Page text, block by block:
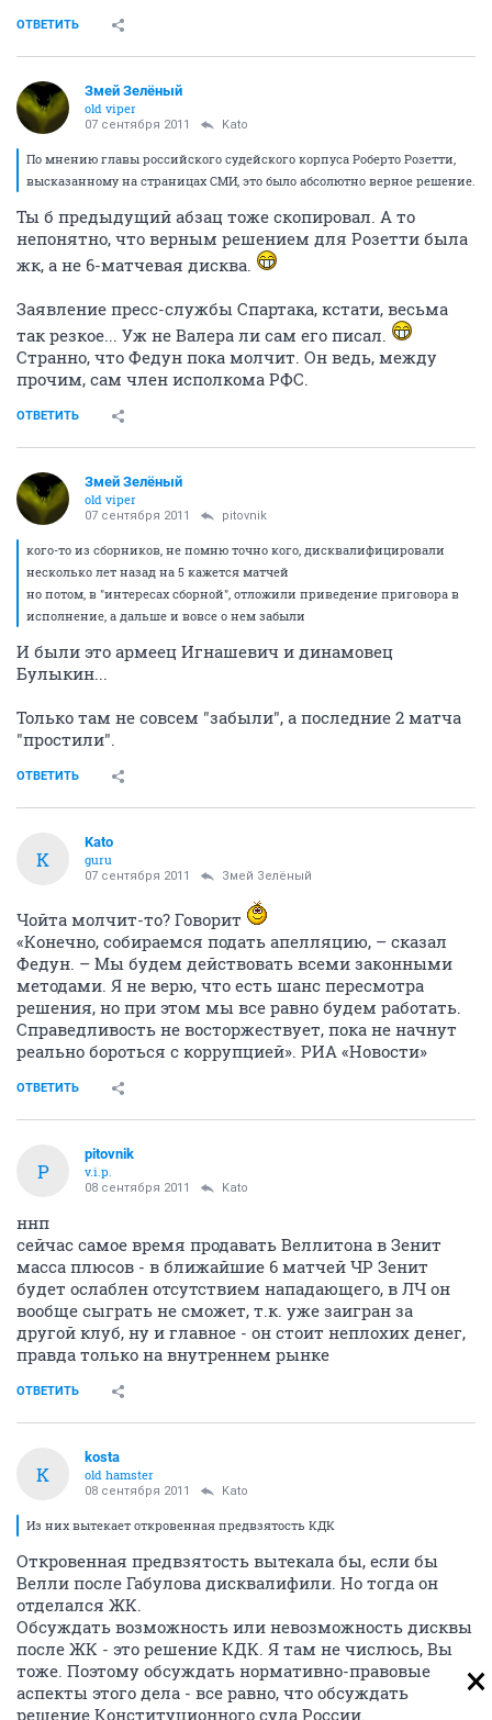
ОТВЕТИТЬ
Змей Зелёный
old viper
07 сентября 2011 Kato
По мнению главы российского судейского корпуса Роберто Розетти,
высказанному на страницах СМИ, это было абсолютно верное решение.
Ты б предыдущий абзац тоже скопировал. А то
непонятно, что верным решением для Розетти была
жк, а не 6-матчевая дисква.
Заявление пресс-службы Спартака, кстати, весьма
так резкое... Уж не Валера ли сам его писал.
Странно, что Федун пока молчит. Он ведь, между
прочим, сам член исполкома РФС.
ОТВЕТИТЬ
Змей Зелёный
old viper
07 сентября 2011 pitovnik
кого-то из сборников, не помню точно кого, дисквалифицировали
несколько лет назад на 5 кажется матчей
но потом, в "интересах сборной", отложили приведение приговора в
исполнение, а дальше и вовсе о нем забыли
И были это армеец Игнашевич и динамовец
Булыкин...
Только там не совсем "забыли", а последние 2 матча
"простили".
ОТВЕТИТЬ
K
Kato
guru
07 сентября 2011 Змей Зелёный
Чойта молчит-то? Говорит
«Конечно, собираемся подать апелляцию, – сказал
Федун. – Мы будем действовать всеми законными
методами. Я не верю, что есть шанс пересмотра
решения, но при этом мы все равно будем работать.
Справедливость не восторжествует, пока не начнут
реально бороться с коррупцией». РИА «Новости»
ОТВЕТИТЬ
P
pitovnik
v.i.p.
08 сентября 2011 Kato
ннп
сейчас самое время продавать Веллитона в Зенит
масса плюсов - в ближайшие 6 матчей ЧР Зенит
будет ослаблен отсутствием нападающего, в ЛЧ он
вообще сыграть не сможет, т.к. уже заигран за
другой клуб, ну и главное - он стоит неплохих денег,
правда только на внутреннем рынке
ОТВЕТИТЬ
K
kosta
old hamster
08 сентября 2011 Kato
Из них вытекает откровенная предвзятость КДК
Откровенная предвзятость вытекала бы, если бы
Велли после Габулова дисквалифили. Но тогда он
отделался ЖК.
Обсуждать возможность или невозможность дисквы
после ЖК - это решение КДК. Я там не числюсь, Вы
тоже. Поэтому обсуждать нормативно-правовые
аспекты этого дела - все равно, что обсуждать
решение Конституционного суда России.